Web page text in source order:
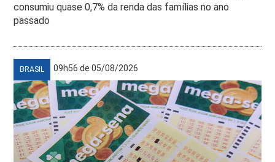
consumiu quase 0,7% da renda das famílias no ano
passado
BRASIL 09h56 de 05/08/2026